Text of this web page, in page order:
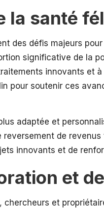
la santé
des défis majeurs
significative de la
innovants et
pour soutenir ces
adaptée et
de
innovants et de
et
et